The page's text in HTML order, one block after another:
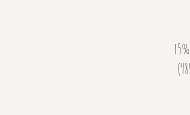
מהנדבקים פיתחו סימפטומים חריפים וכ 5% מהנדבקים פיתחו מחלה קשה. רוב האנשים שנדבקו בנגיף (כ98%)